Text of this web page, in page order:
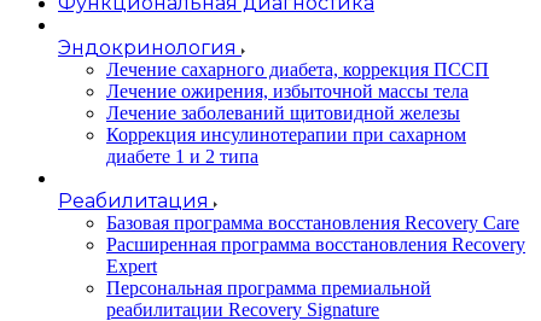
Эндокринология
Лечение сахарного диабета, коррекция ПССП
Лечение ожирения, избыточной массы тела
Лечение заболеваний щитовидной железы
Коррекция инсулинотерапии при сахарном
диабете 1 и 2 типа
Реабилитация
Базовая программа восстановления Recovery Care
Расширенная программа восстановления Recovery
Expert
Персональная программа премиальной
реабилитации Recovery Signature